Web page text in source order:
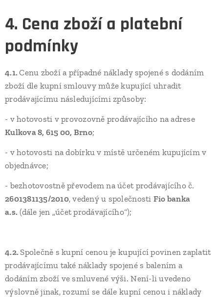
4. Cena zboží a platební
podmínky
4.1.Cenu zboží a případné náklady spojené s dodáním
zboží dle kupní smlouvy může kupující uhradit
prodávajícímu následujícími způsoby:
- v hotovosti v provozovně prodávajícího na adrese
Kulkova 8, 615 00, Brno;
- v hotovosti na dobírku v místě určeném kupujícím v
objednávce;
- bezhotovostně převodem na účet prodávajícího č.
2601381135/2010, vedený u společnosti Fio banka
a.s. (dále jen „účet prodávajícího“);
4.2. Společně s kupní cenou je kupující povinen zaplatit
prodávajícímu také náklady spojené s balením a
dodáním zboží ve smluvené výši. Není-li uvedeno
výslovně jinak, rozumí se dále kupní cenou i náklady